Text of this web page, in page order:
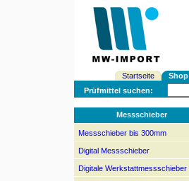
Startseite Shop
Prüfmittel suchen:
Messschieber
Messschieber bis 300mm
Digital Messschieber
Digitale Werkstattmessschieber